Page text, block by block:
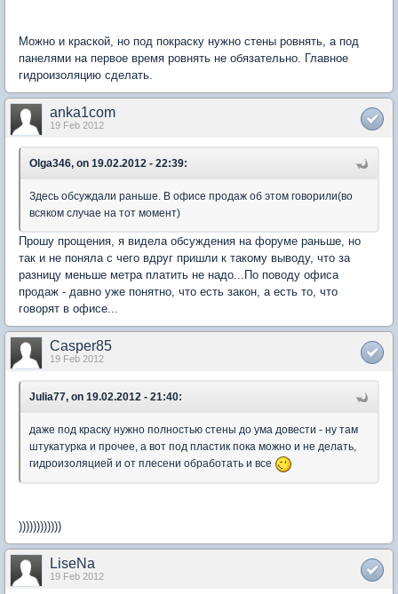
Можно и краской, но под покраску нужно стены ровнять, а под
панелями на первое время ровнять не обязательно. Главное
гидроизоляцию сделать.
anka1com
19 Feb 2012
Olga346, on 19.02.2012 - 22:39:
Здесь обсуждали раньше. В офисе продаж об этом говорили(во
всяком случае на тот момент)
Прошу прощения, я видела обсуждения на форуме раньше, но
так и не поняла с чего вдруг пришли к такому выводу, что за
разницу меньше метра платить не надо...По поводу офиса
продаж - давно уже понятно, что есть закон, а есть то, что
говорят в офисе...
Casper85
19 Feb 2012
Julia77, on 19.02.2012 - 21:40:
даже под краску нужно полностью стены до ума довести - ну там
штукатурка и прочее, а вот под пластик пока можно и не делать,
гидроизоляцией и от плесени обработать и все
))))))))))))
LiseNa
19 Feb 2012